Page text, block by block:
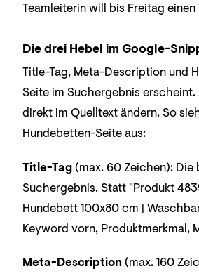
Teamleiterin will bis Freitag
Die drei Hebel im Google-
Title-Tag, Meta-Description und
Seite im Suchergebnis
direkt im Quelltext ändern. So
Hundebetten-Seite aus:
Title-Tag(max. 60 Zeichen): Die
Suchergebnis. Statt "Produkt
Hundebett 100x80 cm |
Keyword vorn, Produktmerkmal,
Meta-Description (max. 160